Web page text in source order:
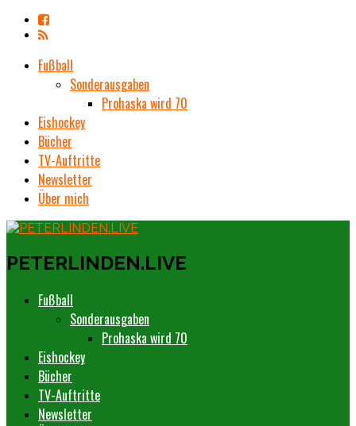
Fußball
Sonderausgaben
Prohaska wird 70
Eishockey
Bücher
TV-Auftritte
Newsletter
Über mich
PETERLINDEN.LIVE
Fußball
Sonderausgaben
Prohaska wird 70
Eishockey
Bücher
TV-Auftritte
Newsletter